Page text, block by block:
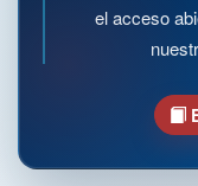
el acceso